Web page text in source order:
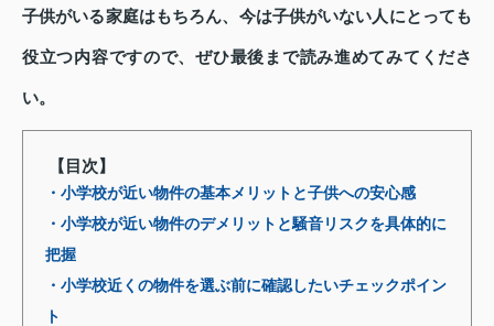
子供がいる家庭はもちろん、今は子供がいない人にとっても
役立つ内容ですので、ぜひ最後まで読み進めてみてくださ
い。
【目次】
・小学校が近い物件の基本メリットと子供への安心感
・小学校が近い物件のデメリットと騒音リスクを具体的に
把握
・小学校近くの物件を選ぶ前に確認したいチェックポイン
ト